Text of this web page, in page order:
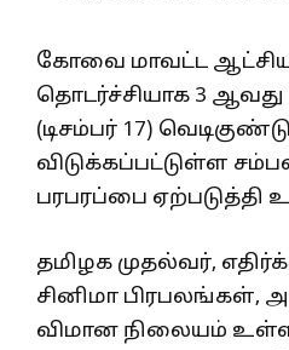
கோவை மாவட்ட
தொடர்ச்சியாக 3
(டிசம்பர் 17)
விடுக்கப்பட்டுள்ள
பரபரப்பை ஏற்படுத்தி
தமிழக முதல்வர்,
சினிமா பிரபலங்கள்,
விமான நிலையம்